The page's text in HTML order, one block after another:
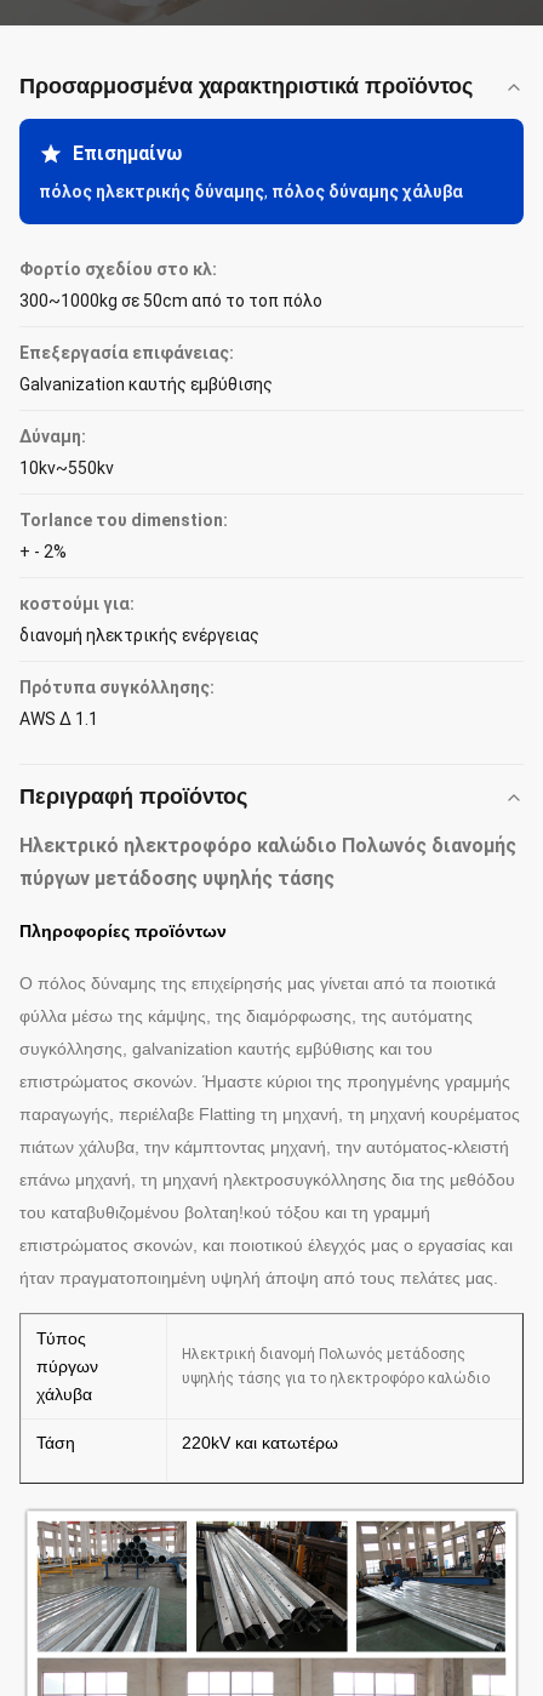
Προσαρμοσμένα χαρακτηριστικά προϊόντος
Επισημαίνω
πόλος ηλεκτρικής δύναμης, πόλος δύναμης χάλυβα
Φορτίο σχεδίου στο κλ:
300~1000kg σε 50cm από το τοπ πόλο
Επεξεργασία επιφάνειας:
Galvanization καυτής εμβύθισης
Δύναμη:
10kv~550kv
Torlance του dimenstion:
+ - 2%
κοστούμι για:
διανομή ηλεκτρικής ενέργειας
Πρότυπα συγκόλλησης:
AWS Δ 1.1
Περιγραφή προϊόντος
Ηλεκτρικό ηλεκτροφόρο καλώδιο Πολωνός διανομής
πύργων μετάδοσης υψηλής τάσης
Πληροφορίες προϊόντων
Ο πόλος δύναμης της επιχείρησής μας γίνεται από τα ποιοτικά
φύλλα μέσω της κάμψης, της διαμόρφωσης, της αυτόματης
συγκόλλησης, galvanization καυτής εμβύθισης και του
επιστρώματος σκονών. Ήμαστε κύριοι της προηγμένης γραμμής
παραγωγής, περιέλαβε Flatting τη μηχανή, τη μηχανή κουρέματος
πιάτων χάλυβα, την κάμπτοντας μηχανή, την αυτόματος-κλειστή
επάνω μηχανή, τη μηχανή ηλεκτροσυγκόλλησης δια της μεθόδου
του καταβυθιζομένου βολταη!κού τόξου και τη γραμμή
επιστρώματος σκονών, και ποιοτικού έλεγχός μας ο εργασίας και
ήταν πραγματοποιημένη υψηλή άποψη από τους πελάτες μας.
Τύπος
πύργων
χάλυβα
Ηλεκτρική διανομή Πολωνός μετάδοσης
υψηλής τάσης για το ηλεκτροφόρο καλώδιο
Τάση 220kV και κατωτέρω
Υλικό Q235, Q345, Q420
Συγκόλληση
Αυτόματες μέθοδοι συγκόλλησης
προστασίας του CO2 ή καταβυθιζόμενων
βολταϊκών τόξων
Μορφή
Γενικά γύρω από/το polygonal πρόσωπο,
και μπορεί να σχεδιαστεί όπως οι πελάτες